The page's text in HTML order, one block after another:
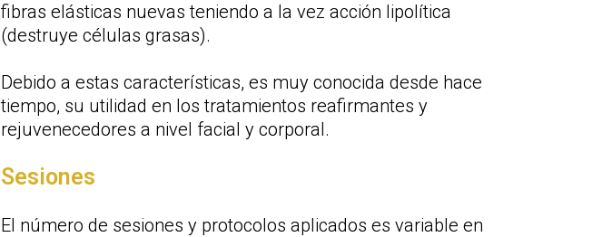
fibras elásticas nuevas teniendo a la vez acción lipolítica
(destruye células grasas).
Debido a estas características, es muy conocida desde hace
tiempo, su utilidad en los tratamientos reafirmantes y
rejuvenecedores a nivel facial y corporal.
Sesiones
El número de sesiones y protocolos aplicados es variable en